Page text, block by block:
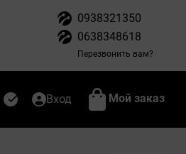
0938321350
0638348618
Перезвонить вам?
Вход Мой заказ